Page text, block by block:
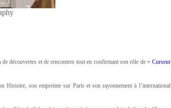
découvertes et de rencontres tout en confirmant son rôle de « Curseur
Histoire, son empreinte sur Paris et son rayonnement à l’international